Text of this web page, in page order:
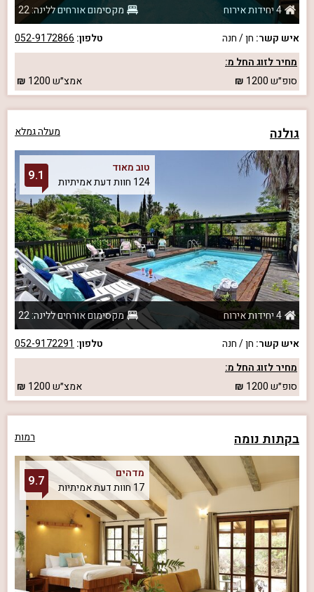
4 יחידות אירוח
מקסימום אורחים ללינה: 22
איש קשר: חן / חנה טלפון: 052-9172866
מחיר לזוג החל מ:
סופ״ש1200 אמצ״ש1200
גולנה מעלה גמלא
טוב מאוד
124 חוות דעת אמיתיות
9.1
4 יחידות אירוח
מקסימום אורחים ללינה: 22
איש קשר: חן / חנה טלפון: 052-9172291
מחיר לזוג החל מ:
סופ״ש1200 אמצ״ש1200
בקתות נומה רמות
מדהים
17 חוות דעת אמיתיות
9.7